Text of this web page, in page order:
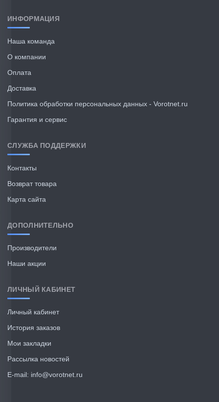
ИНФОРМАЦИЯ
Наша команда
О компании
Оплата
Доставка
Политика обработки персональных данных - Vorotnet.ru
Гарантия и сервис
СЛУЖБА ПОДДЕРЖКИ
Контакты
Возврат товара
Карта сайта
ДОПОЛНИТЕЛЬНО
Производители
Наши акции
ЛИЧНЫЙ КАБИНЕТ
Личный кабинет
История заказов
Мои закладки
Рассылка новостей
E-mail: info@vorotnet.ru